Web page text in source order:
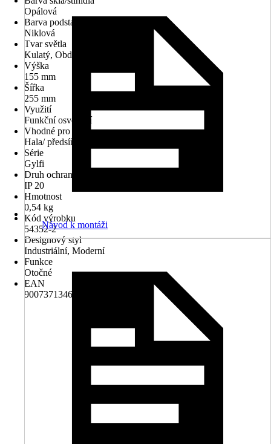
Opálová
Barva podstavce
Niklová
Tvar světla
Kulatý, Obdélníkový
Výška
155 mm
Šířka
255 mm
Využití
Funkční osvětlení
Vhodné pro prostory
Hala/ předsíň, Obývací pokoj, Ložnice
Série
Gylfi
Druh ochrany
IP 20
Hmotnost
0,54 kg
Kód výrobku
54352-2
Designový styl
Industriální, Moderní
Funkce
Otočné
EAN
9007371346547
Návod k montáži